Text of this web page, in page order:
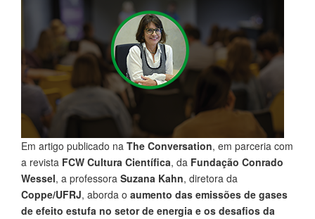
Em artigo publicado na The Conversation, em parceria com
a revista FCW Cultura Científica, da Fundação Conrado
Wessel, a professora Suzana Kahn, diretora da
Coppe/UFRJ, aborda o aumento das emissões de gases
de efeito estufa no setor de energia e os desafios da